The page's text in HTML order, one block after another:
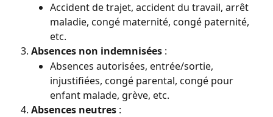
Accident de trajet, accident du travail, arrêt
maladie, congé maternité, congé paternité,
etc.
Absences non indemnisées :
Absences autorisées, entrée/sortie,
injustifiées, congé parental, congé pour
enfant malade, grève, etc.
Absences neutres :